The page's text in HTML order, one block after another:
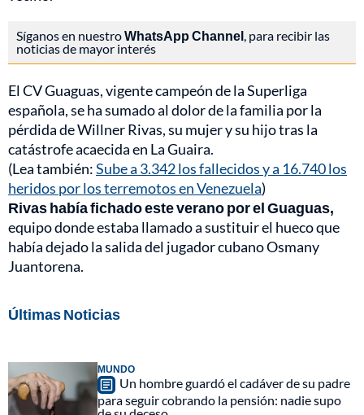
Síganos en nuestroWhatsApp Channel, para recibir las
noticias de mayor interés
El CV Guaguas, vigente campeón de la Superliga
española, se ha sumado al dolor de la familia por la
pérdida de Willner Rivas, su mujer y su hijo tras la
catástrofe acaecida en La Guaira.
(Lea también:Sube a 3.342 los fallecidos y a 16.740 los
heridos por los terremotos en Venezuela)
Rivas había fichado este verano por el Guaguas,
equipo donde estaba llamado a sustituir el hueco que
había dejado la salida del jugador cubano Osmany
Juantorena.
Últimas Noticias
MUNDO
Un hombre guardó el cadáver de su padre
para seguir cobrando la pensión: nadie supo